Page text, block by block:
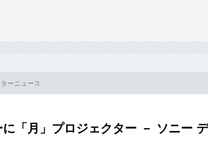
ーニュース
に「月」プロジェクター － ソニー